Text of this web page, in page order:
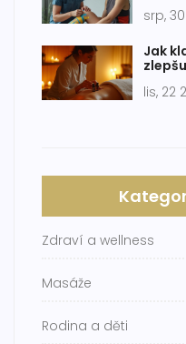
srp,
Jak
lis, 22
Zdraví a wellness
Masáže
Rodina a děti